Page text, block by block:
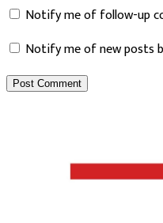
Notify me of follow-up
Notify me of new posts